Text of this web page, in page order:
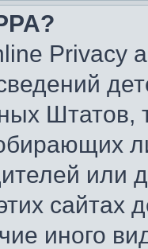
Privacy
Штатов,
или
сайтах
иного